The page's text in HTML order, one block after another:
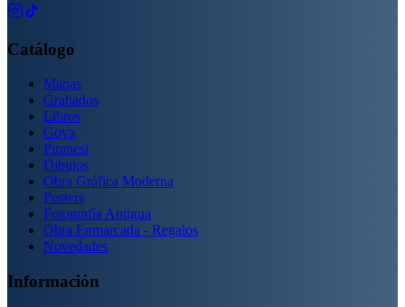
Catálogo
Mapas
Grabados
Libros
Goya
Piranesi
Dibujos
Obra Gráfica Moderna
Posters
Fotografía Antigua
Obra Enmarcada - Regalos
Novedades
Información